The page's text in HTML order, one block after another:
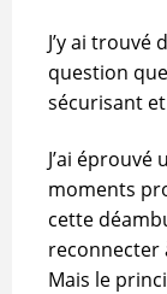
J’y ai trouvé
question
sécurisant
J’ai
moments
cette
reconnecter
Mais le